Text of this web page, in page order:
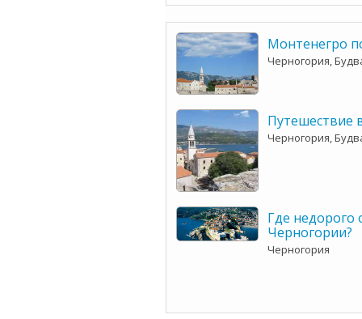
Монтенегро
Черногория,
Путешествие
Черногория,
Где недорого
Черногории?
Черногория